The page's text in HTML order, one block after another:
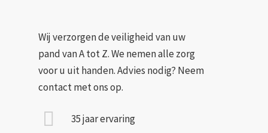
Wij verzorgen de veiligheid van uw
pand van A tot Z. We nemen alle zorg
voor u uit handen. Advies nodig? Neem
contact met ons op.
35 jaar ervaring